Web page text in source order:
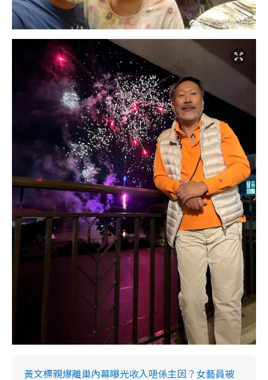
黃文標親爆離巢內幕曝光收入唔係主因？女藝員被